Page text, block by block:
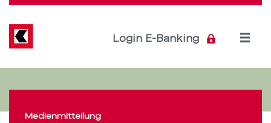
Röthlisberger
Direkt
Inhalt
Login E-Banking
Open
Medienmitteilung